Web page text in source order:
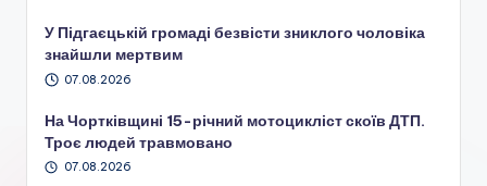
У Підгаєцькій громаді безвісти зниклого чоловіка
знайшли мертвим
07.08.2026
На Чортківщині 15-річний мотоцикліст скоїв ДТП.
Троє людей травмовано
07.08.2026